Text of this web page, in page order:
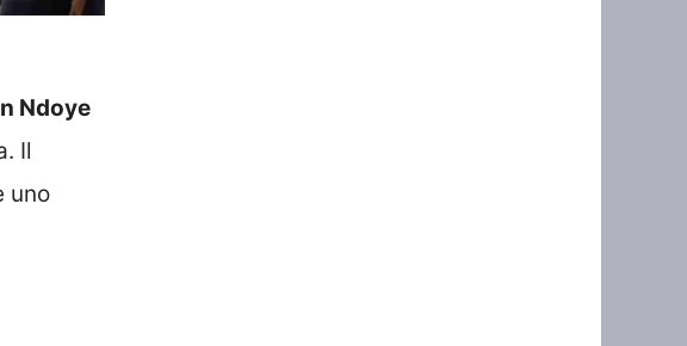
Ndoye
Il
uno